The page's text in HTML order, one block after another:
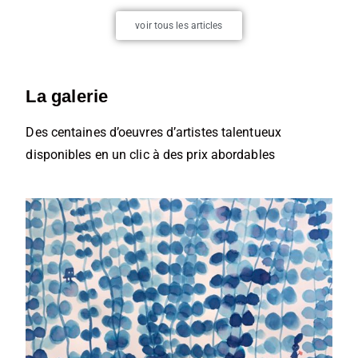
voir tous les articles
La galerie
Des centaines d’oeuvres d’artistes talentueux
disponibles en un clic à des prix abordables